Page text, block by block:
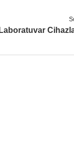
Laboratuvar